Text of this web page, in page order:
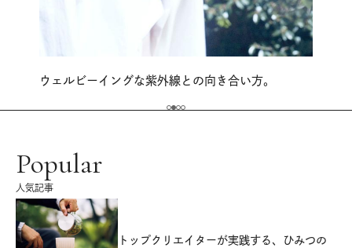
ウェルビーイングな紫外線との向き合い方。
Popular
人気記事
トップクリエイターが実践する、ひみつの